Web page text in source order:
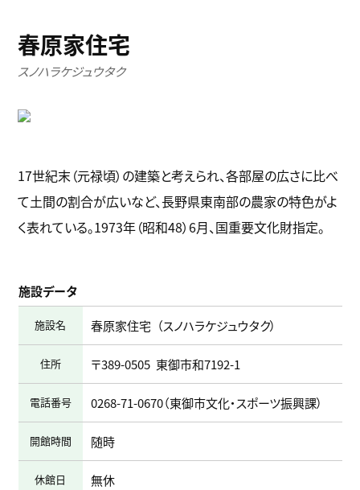
e
b
t
t
e
春原家住宅
スノハラケジュウタク
17世紀末（元禄頃）の建築と考えられ、各部屋の広さに比べ
て土間の割合が広いなど、長野県東南部の農家の特色がよ
く表れている。1973年（昭和48）6月、国重要文化財指定。
施設データ
施設名 春原家住宅 スノハラケジュウタク
住所 〒389-0505 東御市和7192-1
電話番号 0268-71-0670（東御市文化・スポーツ振興課）
開館時間 随時
休館日 無休